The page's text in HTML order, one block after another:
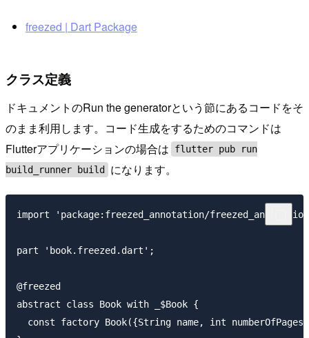
freezed | Dart Package
クラス定義
ドキュメントのRun the generatorという節にあるコードをそ
のまま利用します。コード生成をするためのコマンドは
Flutterアプリケーションの場合は
flutter pub run
build_runner build
になります。
import 'package:freezed_annotation/
part 'book.freezed.dart';
@freezed
abstract class Book with _$Book {
const factory Book({String name, int